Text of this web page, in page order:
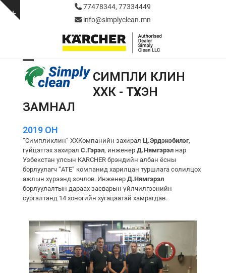
Skip
Show
77478344, 77334449
info@simplyclean.mn
Open
mobile
menu
Close
mobile
menu
СИМПЛИ КЛИН
ХХК - ТҮҮХЭН
ЗАМНАЛ
2019 ОН
“Симпликлин” ХХКомпанийн захирал Ц.Эрдэнэбилэг,
гүйцэтгэх захирал С.Гэрэл, инженерД.Нямгэрэлнар
Узбекстан улсын КARCHER брэндийн албан ёсны
борлуулагч “ATE” компанид харилцан туршлага солилцох
ажлын хүрээнд зочлов. Инженер Д.Нямгэрэл
борлуулалтын дараах засварын үйлчилгээнийн
сургалтанд 14 хоногийн хугацаатай хамрагдав.